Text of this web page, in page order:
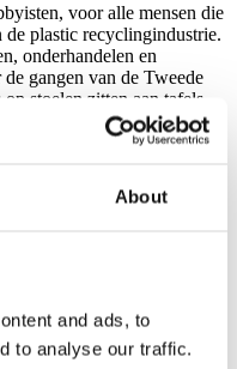
About
and ads, to
to analyse our traffic.
voor alle mensen die
plastic recyclingindustrie.
onderhandelen en
gangen van de Tweede
stoelen zitten aan tafels
verder?’. Over ‘wat als’.
die graag wil dat het gaat
waarin gebruikt plastic
en schrijven, is het nu tijd